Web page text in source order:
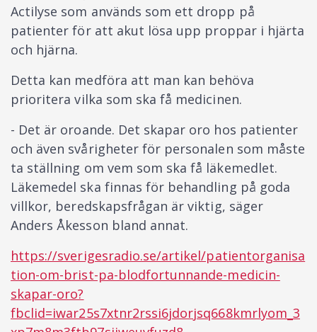
Actilyse som används som ett dropp på
patienter för att akut lösa upp proppar i hjärta
och hjärna.
Detta kan medföra att man kan behöva
prioritera vilka som ska få medicinen.
- Det är oroande. Det skapar oro hos patienter
och även svårigheter för personalen som måste
ta ställning om vem som ska få läkemedlet.
Läkemedel ska finnas för behandling på goda
villkor, beredskapsfrågan är viktig, säger
Anders Åkesson bland annat.
https://sverigesradio.se/artikel/patientorganisa
tion-om-brist-pa-blodfortunnande-medicin-
skapar-oro?
fbclid=iwar25s7xtnr2rssi6jdorjsq668kmrlyom_3